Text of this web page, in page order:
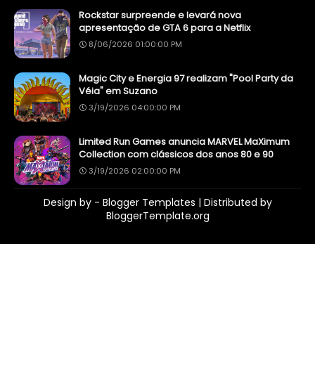
Rockstar surpreende e levará nova
apresentação de GTA 6 para a Netflix
8/06/2026 01:00:00 PM
Magic City e Energia 97 realizam "Pool Party da
Véia" em Suzano
3/19/2026 04:00:00 PM
Limited Run Games anuncia MARVEL MaXimum
Collection com clássicos dos anos 80 e 90
3/19/2026 02:00:00 PM
Design by - Blogger Templates | Distributed by
BloggerTemplate.org